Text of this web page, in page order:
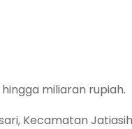
miliaran rupiah.
Kecamatan